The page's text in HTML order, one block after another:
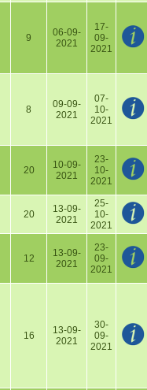
9
06-09-
2021
17-
09-
2021
8
09-09-
2021
07-
10-
2021
20
10-09-
2021
23-
10-
2021
20
13-09-
2021
25-
10-
2021
12
13-09-
2021
23-
09-
2021
16
13-09-
2021
30-
09-
2021